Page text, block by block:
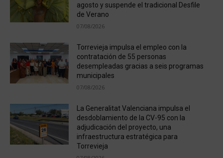
agosto y suspende el tradicional Desfile
de Verano
07/08/2026
Torrevieja impulsa el empleo con la
contratación de 55 personas
desempleadas gracias a seis programas
municipales
07/08/2026
La Generalitat Valenciana impulsa el
desdoblamiento de la CV-95 con la
adjudicación del proyecto, una
infraestructura estratégica para
Torrevieja